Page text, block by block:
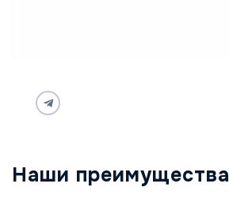
Наши преимущества